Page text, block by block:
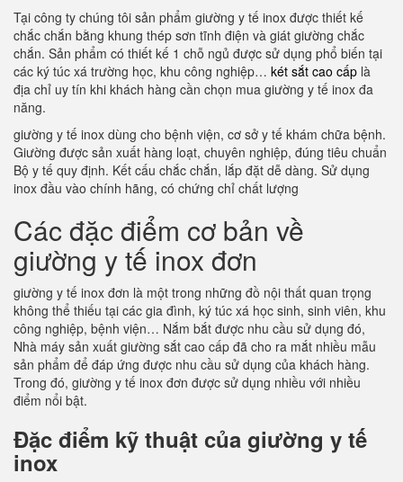
Tại công ty chúng tôi sản phẩm giường y tế inox được thiết kế
chắc chắn bằng khung thép sơn tĩnh điện và giát giường chắc
chắn. Sản phẩm có thiết kế 1 chỗ ngủ được sử dụng phổ biến tại
các ký túc xá trường học, khu công nghiệp… két sắt cao cấp là
địa chỉ uy tín khi khách hàng cần chọn mua giường y tế inox đa
năng.
giường y tế inox dùng cho bệnh viện, cơ sở y tế khám chữa bệnh.
Giường được sản xuất hàng loạt, chuyên nghiệp, đúng tiêu chuẩn
Bộ y tế quy định. Kết cấu chắc chắn, lắp đặt dễ dàng. Sử dụng
inox đầu vào chính hãng, có chứng chỉ chất lượng
Các đặc điểm cơ bản về
giường y tế inox đơn
giường y tế inox đơn là một trong những đồ nội thất quan trọng
không thể thiếu tại các gia đình, ký túc xá học sinh, sinh viên, khu
công nghiệp, bệnh viện… Nắm bắt được nhu cầu sử dụng đó,
Nhà máy sản xuất giường sắt cao cấp đã cho ra mắt nhiều mẫu
sản phẩm để đáp ứng được nhu cầu sử dụng của khách hàng.
Trong đó, giường y tế inox đơn được sử dụng nhiều với nhiều
điểm nổi bật.
Đặc điểm kỹ thuật của giường y tế
inox